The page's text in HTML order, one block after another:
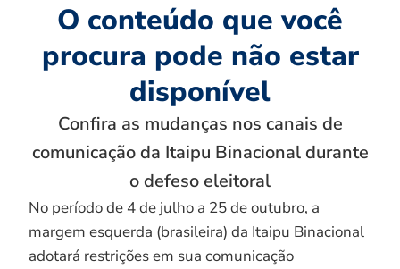
O conteúdo que você
procura pode não estar
disponível
Confira as mudanças nos canais de
comunicação da Itaipu Binacional durante
o defeso eleitoral
No período de 4 de julho a 25 de outubro, a
margem esquerda (brasileira) da Itaipu Binacional
adotará restrições em sua comunicação